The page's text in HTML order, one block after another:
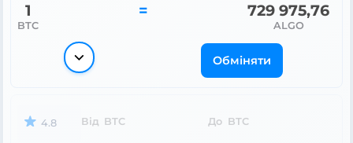
1
BTC
= 729 975,76
ALGO
Обміняти
4.8 Від BTC До BTC